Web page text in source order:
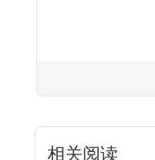
相关阅读